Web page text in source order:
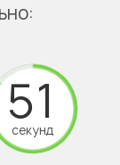
секунд